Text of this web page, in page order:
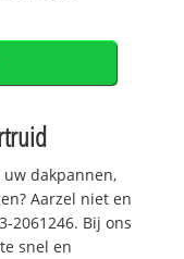
dakpannen,
Aarzel niet en
2061246. Bij ons
snel en